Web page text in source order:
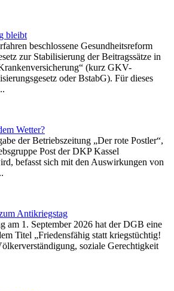
bleibt
beschlossene Gesundheitsreform
zur Stabilisierung der Beitragssätze in
(kurz GKV-
oder BstabG). Für dieses
Wetter?
der Betriebszeitung „Der rote Postler“,
Post der DKP Kassel
befasst sich mit den Auswirkungen von
Antikriegstag
am 1. September 2026 hat der DGB eine
Titel „Friedensfähig statt kriegstüchtig!
soziale Gerechtigkeit